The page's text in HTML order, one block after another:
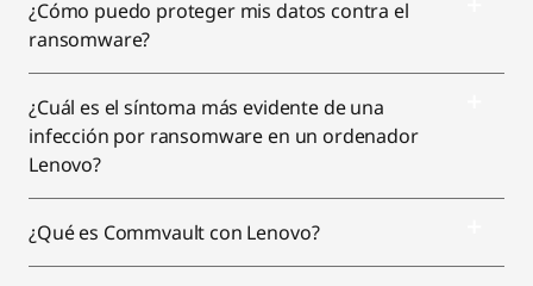
o
o
k
r
r
a
e I
n
¿Cómo puedo proteger mis datos contra el
ransomware?
¿Cuál es el síntoma más evidente de una
infección por ransomware en un ordenador
Lenovo?
¿Qué es Commvault con Lenovo?